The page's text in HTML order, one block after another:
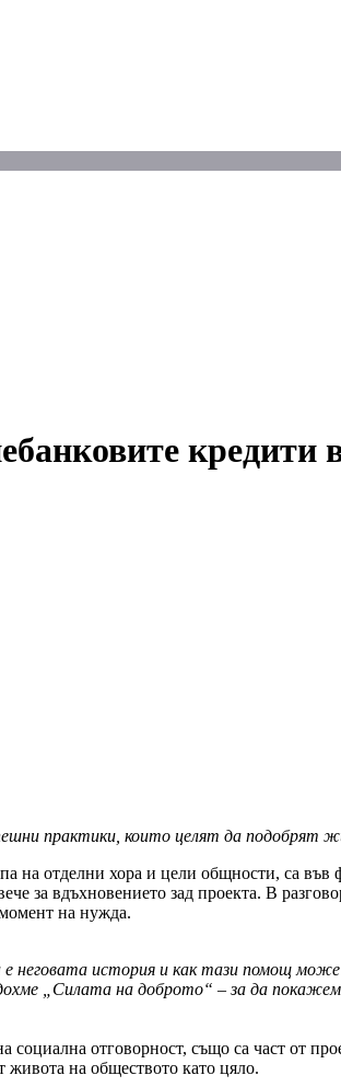
кредити
практики, които целят да подобрят
на отделни хора и цели общности, са във
за вдъхновението зад проекта. В
на нужда.
е неговата история и как тази помощ
„Силата на доброто“ – за да
отговорност, също са част от
живота на обществото като цяло.